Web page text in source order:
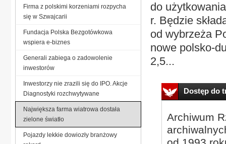
do
r. Będzie
od wybrzeża
nowe polsko-
2,5...
Dostęp do
Archiwum
Firma z polskimi korzeniami rozpycha
się w Szwajcarii
Fundacja Polska Bezgotówkowa
wspiera e-biznes
Generali zabiega o zadowolenie
inwestorów
Inwestorzy nie zrazili się do IPO. Akcje
Diagnostyki rozchwytywane
Największa farma wiatrowa dostała
zielone światło
Pojazdy lekkie dowiozły branżowy